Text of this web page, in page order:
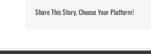
Share This Story, Choose Your Platform!